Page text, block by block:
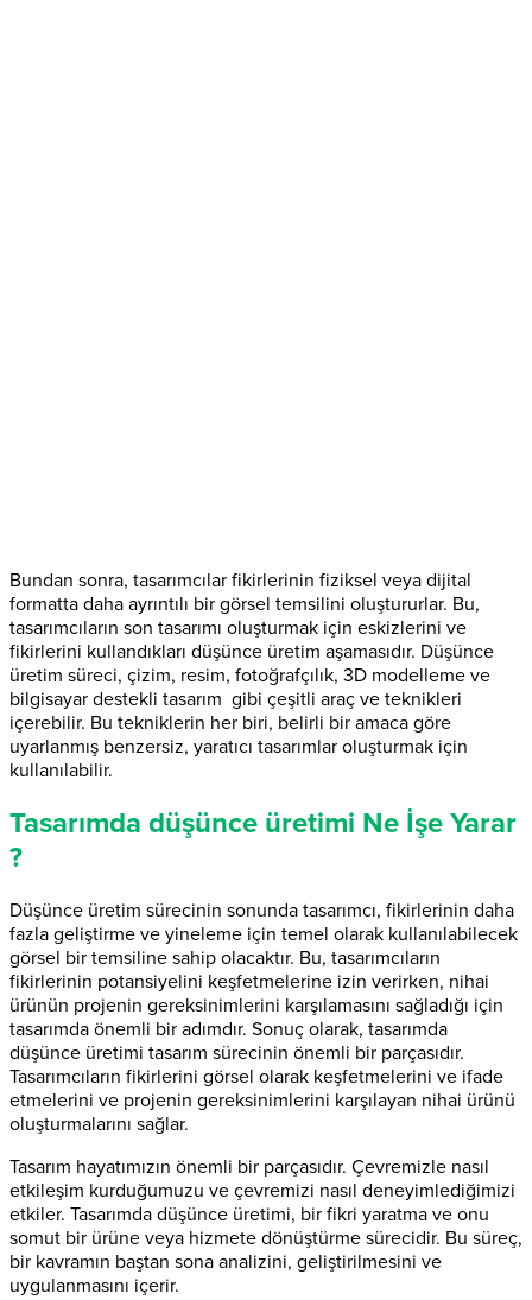
Bundan sonra, tasarımcılar fikirlerinin fiziksel veya dijital
formatta daha ayrıntılı bir görsel temsilini oluştururlar. Bu,
tasarımcıların son tasarımı oluşturmak için eskizlerini ve
fikirlerini kullandıkları düşünce üretim aşamasıdır. Düşünce
üretim süreci, çizim, resim, fotoğrafçılık, 3D modelleme ve
bilgisayar destekli tasarım gibi çeşitli araç ve teknikleri
içerebilir. Bu tekniklerin her biri, belirli bir amaca göre
uyarlanmış benzersiz, yaratıcı tasarımlar oluşturmak için
kullanılabilir.
Tasarımda düşünce üretimi Ne İşe Yarar
?
Düşünce üretim sürecinin sonunda tasarımcı, fikirlerinin daha
fazla geliştirme ve yineleme için temel olarak kullanılabilecek
görsel bir temsiline sahip olacaktır. Bu, tasarımcıların
fikirlerinin potansiyelini keşfetmelerine izin verirken, nihai
ürünün projenin gereksinimlerini karşılamasını sağladığı için
tasarımda önemli bir adımdır. Sonuç olarak, tasarımda
düşünce üretimi tasarım sürecinin önemli bir parçasıdır.
Tasarımcıların fikirlerini görsel olarak keşfetmelerini ve ifade
etmelerini ve projenin gereksinimlerini karşılayan nihai ürünü
oluşturmalarını sağlar.
Tasarım hayatımızın önemli bir parçasıdır. Çevremizle nasıl
etkileşim kurduğumuzu ve çevremizi nasıl deneyimlediğimizi
etkiler. Tasarımda düşünce üretimi, bir fikri yaratma ve onu
somut bir ürüne veya hizmete dönüştürme sürecidir. Bu süreç,
bir kavramın baştan sona analizini, geliştirilmesini ve
uygulanmasını içerir.